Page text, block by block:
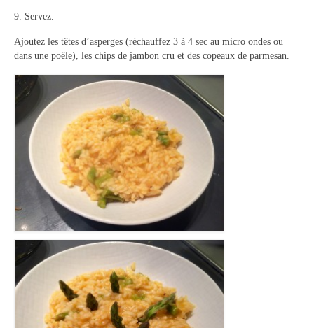
9. Servez.
Ajoutez les têtes d’asperges (réchauffez 3 à 4 sec au micro ondes ou
dans une poêle), les chips de jambon cru et des copeaux de parmesan.